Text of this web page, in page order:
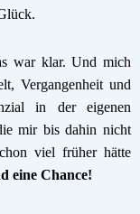
war klar. Und mich
Vergangenheit und
in der eigenen
mir bis dahin nicht
viel früher hätte
eine Chance!